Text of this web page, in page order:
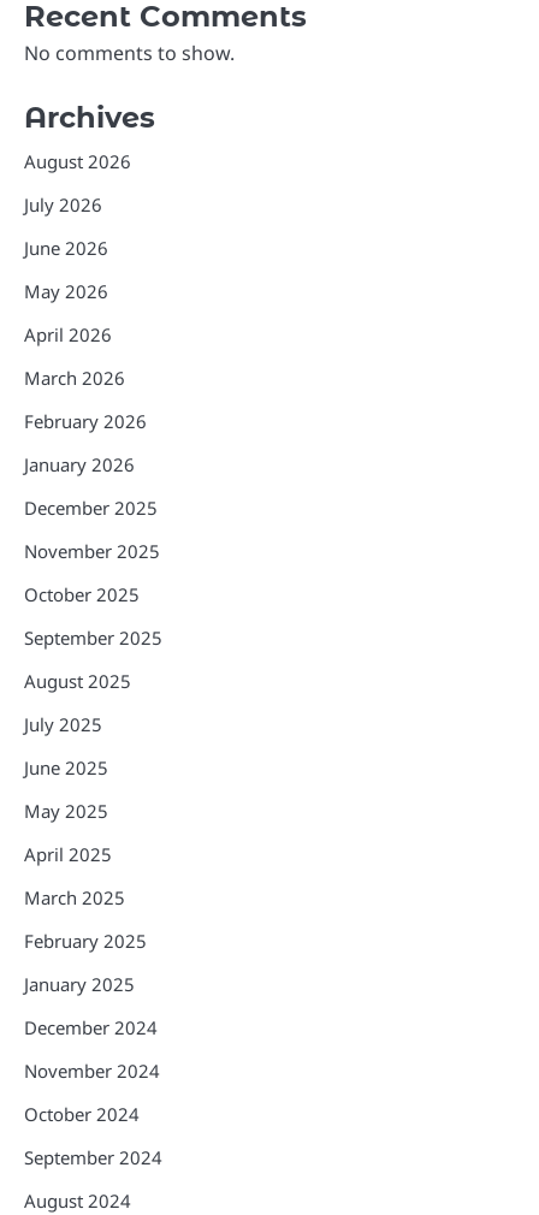
Recent Comments
No comments to show.
Archives
August 2026
July 2026
June 2026
May 2026
April 2026
March 2026
February 2026
January 2026
December 2025
November 2025
October 2025
September 2025
August 2025
July 2025
June 2025
May 2025
April 2025
March 2025
February 2025
January 2025
December 2024
November 2024
October 2024
September 2024
August 2024